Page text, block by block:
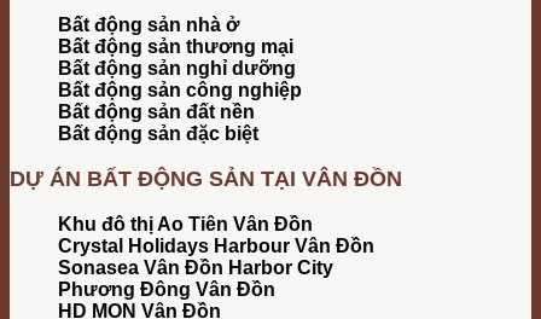
Bất động sản nhà ở
Bất động sản thương mại
Bất động sản nghỉ dưỡng
Bất động sản công nghiệp
Bất động sản đất nền
Bất động sản đặc biệt
DỰ ÁN BẤT ĐỘNG SẢN TẠI VÂN ĐỒN
Khu đô thị Ao Tiên Vân Đồn
Crystal Holidays Harbour Vân Đồn
Sonasea Vân Đồn Harbor City
Phương Đông Vân Đồn
HD MON Vân Đồn